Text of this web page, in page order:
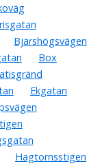
Bjärshögsvägen
Box
Ekgatan
Hagtornsstigen